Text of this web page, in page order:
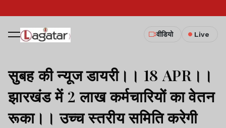
वीडियो Live
सुबह की न्यूज डायरी।। 18 APR।।
झारखंड में 2 लाख कर्मचारियों का वेतन
रूका।। उच्च स्तरीय समिति करेगी